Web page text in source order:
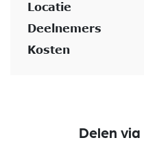
Locatie
Deelnemers
Kosten
Delen